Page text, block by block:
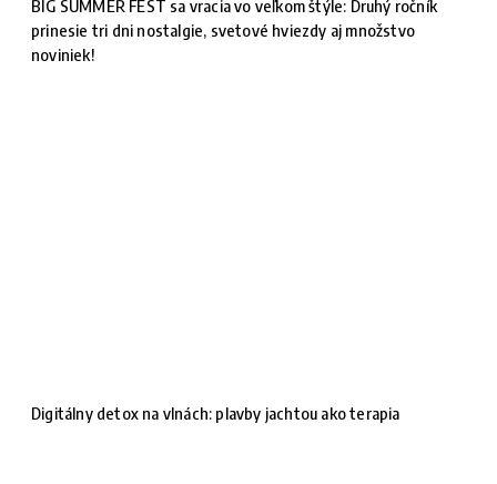
BIG SUMMER FEST sa vracia vo veľkom štýle: Druhý ročník
prinesie tri dni nostalgie, svetové hviezdy aj množstvo
noviniek!
Digitálny detox na vlnách: plavby jachtou ako terapia